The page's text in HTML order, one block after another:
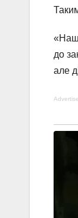
«Наш
до
але